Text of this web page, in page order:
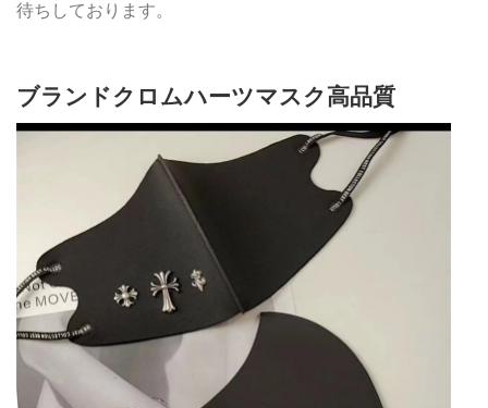
待ちしております。
ブランドクロムハーツマスク高品質